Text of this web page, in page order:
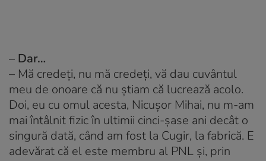
– Dar…
– Mă credeți, nu mă credeți, vă dau cuvântul
meu de onoare că nu știam că lucrează acolo.
Doi, eu cu omul acesta, Nicușor Mihai, nu m-am
mai întâlnit fizic în ultimii cinci-șase ani decât o
singură dată, când am fost la Cugir, la fabrică. E
adevărat că el este membru al PNL și, prin